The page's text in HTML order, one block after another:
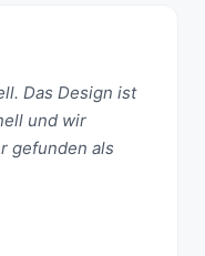
Das Design ist
und wir
gefunden als